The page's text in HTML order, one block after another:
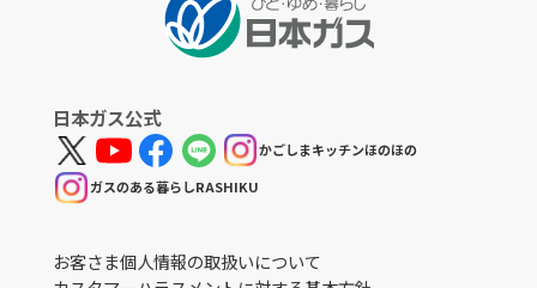
日本ガス公式
かごしまキッチンほのほの
ガスのある暮らしRASHIKU
お客さま個人情報の取扱いについて